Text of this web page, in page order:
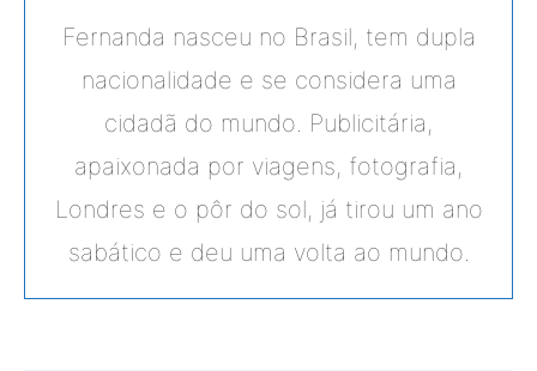
Fernanda nasceu no Brasil, tem dupla
nacionalidade e se considera uma
cidadã do mundo. Publicitária,
apaixonada por viagens, fotografia,
Londres e o pôr do sol, já tirou um ano
sabático e deu uma volta ao mundo.